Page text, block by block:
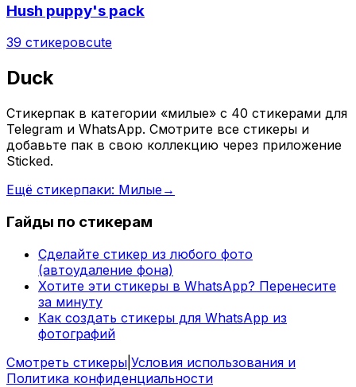
Hush puppy's pack
39 стикеровcute
Duck
Стикерпак в категории «милые» с 40 стикерами для
Telegram и WhatsApp. Смотрите все стикеры и
добавьте пак в свою коллекцию через приложение
Sticked.
Ещё стикерпаки: Милые→
Гайды по стикерам
Сделайте стикер из любого фото
(автоудаление фона)
Хотите эти стикеры в WhatsApp? Перенесите
за минуту
Как создать стикеры для WhatsApp из
фотографий
Смотреть стикеры Условия использования и
Политика конфиденциальности